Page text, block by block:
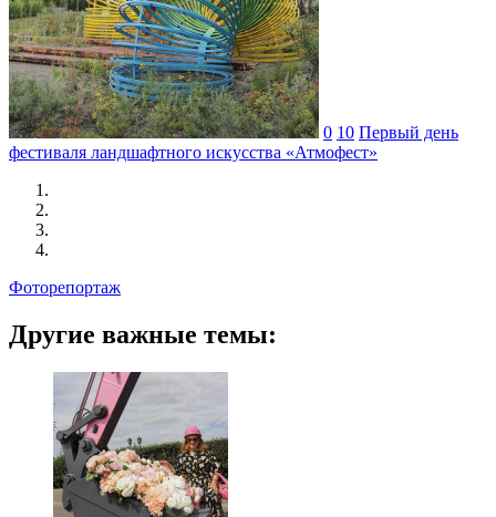
0 10 Первый день
фестиваля ландшафтного искусства «Атмофест»
Фоторепортаж
Другие важные темы: